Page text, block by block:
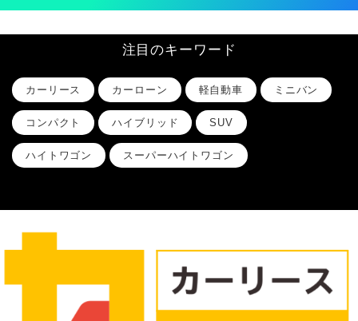
注目のキーワード
カーリース カーローン 軽自動車 ミニバン
コンパクト ハイブリッド SUV
ハイトワゴン スーパーハイトワゴン